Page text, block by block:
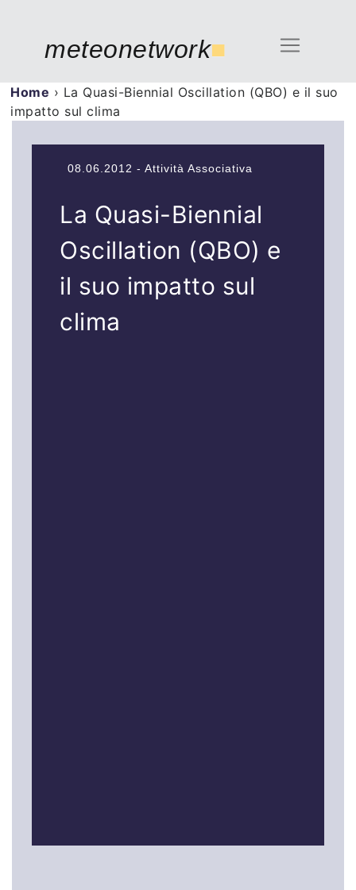
meteonetwork■
Home › La Quasi-Biennial Oscillation (QBO) e il suo
impatto sul clima
08.06.2012 - Attività Associativa
La Quasi-Biennial
Oscillation (QBO) e
il suo impatto sul
clima